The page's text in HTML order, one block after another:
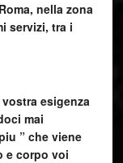
nella zona
servizi, tra i
esigenza
mai
” che viene
e corpo voi